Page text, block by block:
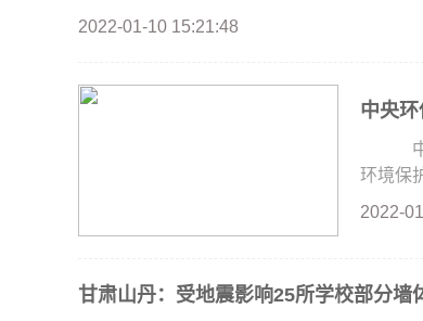
2022-01-10 15:21:48
中央
中
环境保
2022-
甘肃山丹：受地震影响25所学校部分